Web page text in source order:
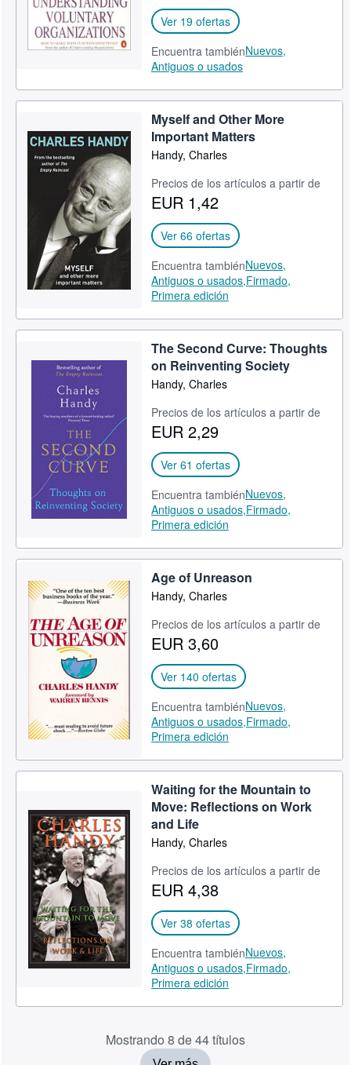
Ver 19 ofertas
Encuentra tambiénNuevos,
Antiguos o usados
Myself and Other More
Important Matters
Handy, Charles
Precios de los artículos a partir de
EUR 1,42
Ver 66 ofertas
Encuentra tambiénNuevos,
Antiguos o usados,Firmado,
Primera edición
The Second Curve: Thoughts
on Reinventing Society
Handy, Charles
Precios de los artículos a partir de
EUR 2,29
Ver 61 ofertas
Encuentra tambiénNuevos,
Antiguos o usados,Firmado,
Primera edición
Age of Unreason
Handy, Charles
Precios de los artículos a partir de
EUR 3,60
Ver 140 ofertas
Encuentra tambiénNuevos,
Antiguos o usados,Firmado,
Primera edición
Waiting for the Mountain to
Move: Reflections on Work
and Life
Handy, Charles
Precios de los artículos a partir de
EUR 4,38
Ver 38 ofertas
Encuentra tambiénNuevos,
Antiguos o usados,Firmado,
Primera edición
Mostrando 8 de 44 títulos